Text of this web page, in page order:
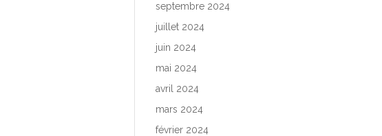
septembre 2024
juillet 2024
juin 2024
mai 2024
avril 2024
mars 2024
février 2024